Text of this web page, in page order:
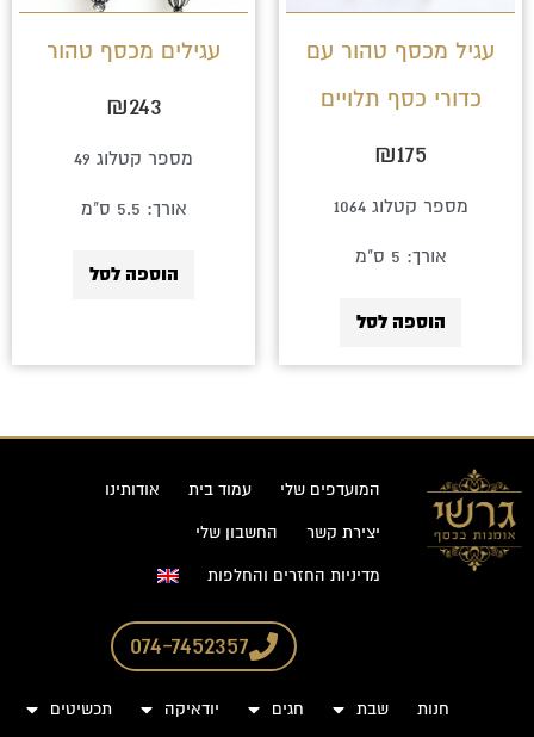
עגיל מכסף טהור עם
כדורי כסף תלויים
₪175
מספר קטלוג 1064
אורך: 5 ס"מ
הוספה לסל
עגילים מכסף טהור
₪243
מספר קטלוג 49
אורך: 5.5 ס"מ
הוספה לסל
המועדפים שלי עמוד בית אודותינו
יצירת קשר החשבון שלי
מדיניות החזרים והחלפות
074-7452357
חנות שבת חגים יודאיקה תכשיטים